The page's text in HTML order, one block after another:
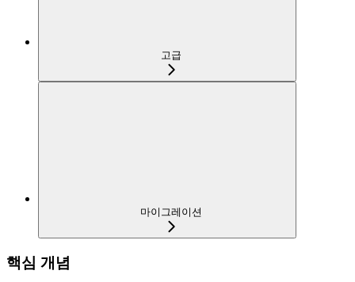
고급
마이그레이션
핵심 개념